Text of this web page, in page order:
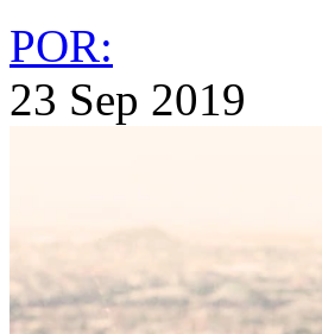
POR:
23 Sep 2019